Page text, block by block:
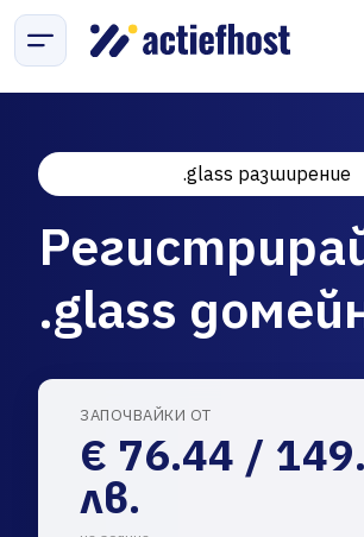
.glass разширение
.glass
ЗАПОЧВАЙКИ ОТ
€ 76.44 /
лв.